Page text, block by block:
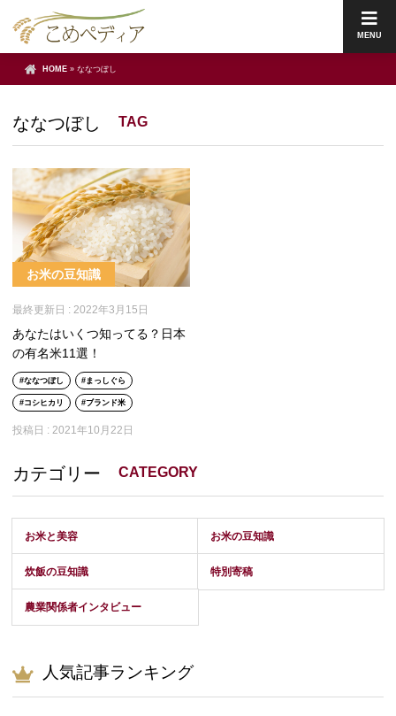
MENU
HOME » ななつぼし
ななつぼし TAG
お米の豆知識
最終更新日 : 2022年3月15日
あなたはいくつ知ってる？日本
の有名米11選！
ななつぼし まっしぐら
コシヒカリ ブランド米
投稿日 : 2021年10月22日
カテゴリー CATEGORY
お米と美容 お米の豆知識
炊飯の豆知識 特別寄稿
農業関係者インタビュー
人気記事ランキング